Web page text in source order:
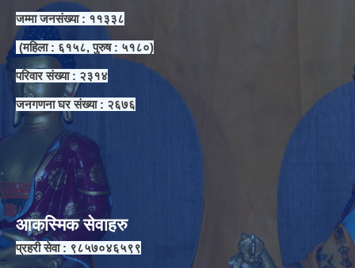
जम्मा जनसंख्या : ११३३८
(महिला : ६१५८, पुरुष : ५१८०)
परिवार संख्या : २३१४
जनगणना घर संख्या : २६७६
आकस्मिक सेवाहरु
प्रहरी सेवा : ९८५७०४६५९९